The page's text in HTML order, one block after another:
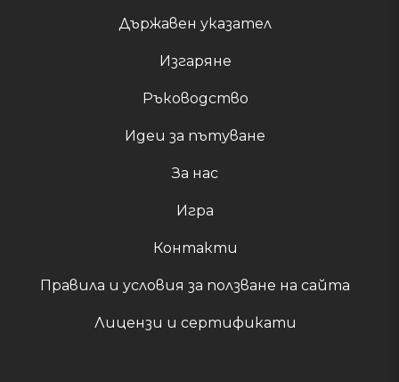
Държавен указател
Изгаряне
Ръководство
Идеи за пътуване
За нас
Игра
Контакти
Правила и условия за ползване на сайта
Лицензи и сертификати